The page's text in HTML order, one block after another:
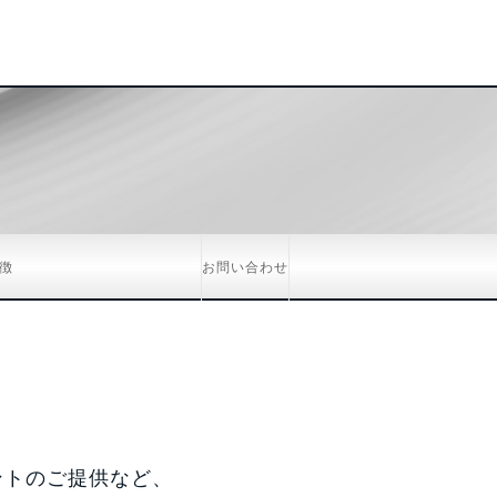
お問い合わせ
のご提供など、